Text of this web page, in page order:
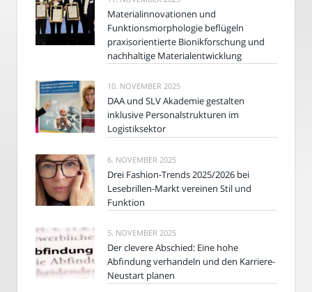
Materialinnovationen und
Funktionsmorphologie beflügeln
praxisorientierte Bionikforschung und
nachhaltige Materialentwicklung
10. NOVEMBER 2025
DAA und SLV Akademie gestalten
inklusive Personalstrukturen im
Logistiksektor
6. NOVEMBER 2025
Drei Fashion-Trends 2025/2026 bei
Lesebrillen-Markt vereinen Stil und
Funktion
5. NOVEMBER 2025
Der clevere Abschied: Eine hohe
Abfindung verhandeln und den Karriere-
Neustart planen